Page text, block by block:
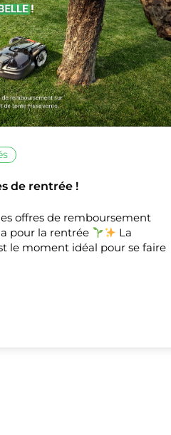
que
XMasquer le
de rentrée !
offres de remboursement
pour la rentrée
La
le moment idéal pour se faire